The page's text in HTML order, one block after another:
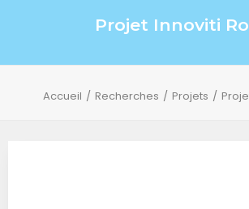
Projet Innoviti
Accueil Recherches Projets